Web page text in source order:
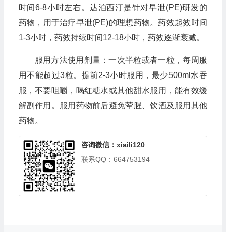
时间6-8小时左右。达泊西汀是针对早泄(PE)研发的
药物，用于治疗早泄(PE)的理想药物。药效起效时间
1-3小时，药效持续时间12-18小时，药效逐渐衰减。
服用方法使用剂量：一次半粒或者一粒，每周服
用不能超过3粒。提前2-3小时服用，最少500ml水吞
服，不要咀嚼，喝红糖水或其他甜水服用，能有效缓
解副作用。服用药物前后避免荤腥、饮酒及服用其他
药物。
咨询微信：xiaili120
联系QQ：664753194